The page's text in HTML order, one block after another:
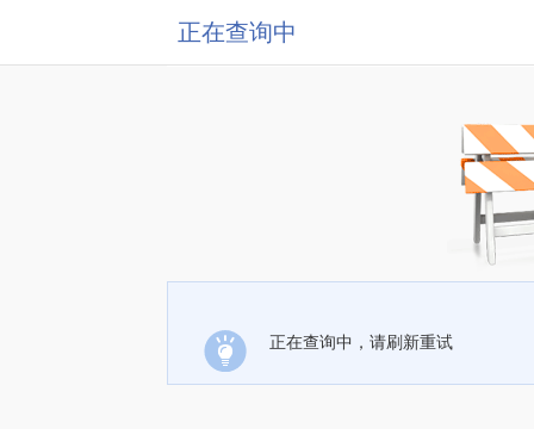
正在查询中
正在查询中，请刷新重试